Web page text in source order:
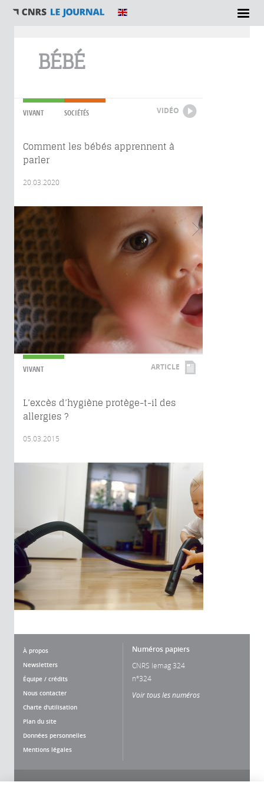
BÉBÉ
VIVANT SOCIÉTÉS VIDÉO
Comment les bébés apprennent à
parler
20.03.2020
VIVANT ARTICLE
L’excès d’hygiène protège-t-il des
allergies ?
05.03.2015
À propos
Newsletters
Équipe / crédits
Nous contacter
Charte d'utilisation
Plan du site
Données personnelles
Mentions légales
Numéros papiers
CNRS lemag 324
n°324
Voir tous les numéros